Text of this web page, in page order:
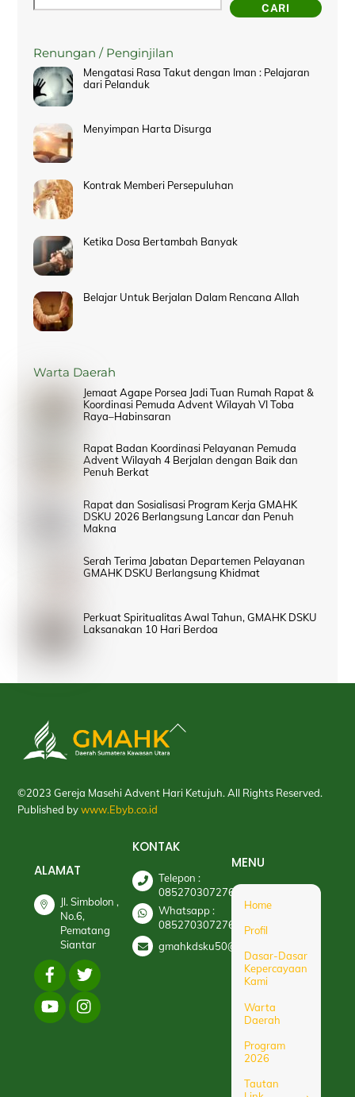
CARI
Renungan / Penginjilan
Mengatasi Rasa Takut dengan Iman : Pelajaran
dari Pelanduk
Menyimpan Harta Disurga
Kontrak Memberi Persepuluhan
Ketika Dosa Bertambah Banyak
Belajar Untuk Berjalan Dalam Rencana Allah
Warta Daerah
Jemaat Agape Porsea Jadi Tuan Rumah Rapat &
Koordinasi Pemuda Advent Wilayah VI Toba
Raya–Habinsaran
Rapat Badan Koordinasi Pelayanan Pemuda
Advent Wilayah 4 Berjalan dengan Baik dan
Penuh Berkat
Rapat dan Sosialisasi Program Kerja GMAHK
DSKU 2026 Berlangsung Lancar dan Penuh
Makna
Serah Terima Jabatan Departemen Pelayanan
GMAHK DSKU Berlangsung Khidmat
Perkuat Spiritualitas Awal Tahun, GMAHK DSKU
Laksanakan 10 Hari Berdoa
Back
©2023 Gereja Masehi Advent Hari Ketujuh. All Rights Reserved.
Published bywww.Ebyb.co.id
ALAMAT
Jl. Simbolon ,
No.6,
Pematang
Siantar
KONTAK
Telepon :
085270307276
Whatsapp :
085270307276
gmahkdsku50@gmail.com
MENU
Home
Profil
Dasar-Dasar
Kepercayaan
Kami
Warta
Daerah
Program
2026
Tautan